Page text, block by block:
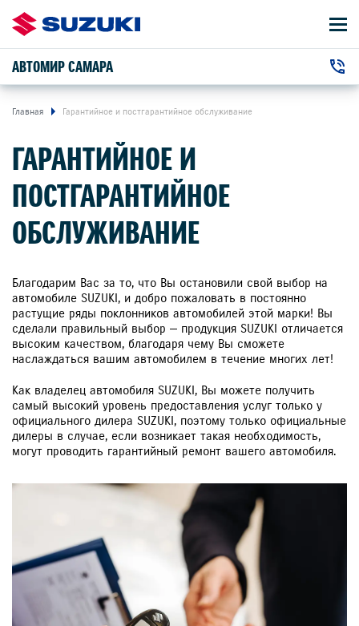
АВТОМИР САМАРА
г. Самара, Авроры улица, 150Е +7 (846) 331-33-22
АВТОМОБИЛИ
ВЛАДЕЛЬЦАМ
О КОМПАНИИ
КОНТАКТЫ
НОВОСТИ
ЗАКАЗАТЬ ЗВОНОК
Главная Гарантийное и постгарантийное обслуживание
ГАРАНТИЙНОЕ И
ПОСТГАРАНТИЙНОЕ
ОБСЛУЖИВАНИЕ
Благодарим Вас за то, что Вы остановили свой выбор на
автомобиле SUZUKI, и добро пожаловать в постоянно
растущие ряды поклонников автомобилей этой марки! Вы
сделали правильный выбор — продукция SUZUKI отличается
высоким качеством, благодаря чему Вы сможете
наслаждаться вашим автомобилем в течение многих лет!
Как владелец автомобиля SUZUKI, Вы можете получить
самый высокий уровень предоставления услуг только у
официального дилера SUZUKI, поэтому только официальные
дилеры в случае, если возникает такая необходимость,
могут проводить гарантийный ремонт вашего автомобиля.